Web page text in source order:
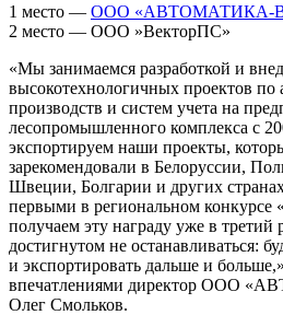
1 место — ООО «АВТОМАТИКА-
2 место — ООО »ВекторПС»
«Мы занимаемся разработкой и
высокотехнологичных проектов по
производств и систем учета на
лесопромышленного комплекса с
экспортируем наши проекты,
зарекомендовали в Белоруссии,
Швеции, Болгарии и других
первыми в региональном конкурсе
получаем эту награду уже в третий
достигнутом не останавливаться:
и экспортировать дальше и
впечатлениями директор ООО
Олег Смольков.